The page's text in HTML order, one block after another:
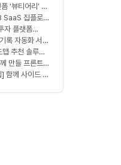
‘뷰티어리’ 디
니다
SaaS 집플로우
자 플랫폼
록 자동화 서비
추천 솔루션
개발자를 모집
활용 가
만들 프론트엔
함께 사이드 프